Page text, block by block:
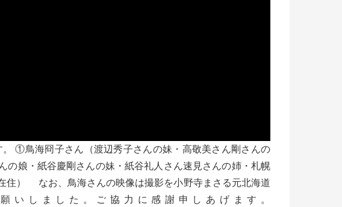
①鳥海冏子さん（渡辺秀子さんの妹・高敬美さん剛さんの
娘・紙谷慶剛さんの妹・紙谷礼人さん速見さんの姉・札幌
住） なお、鳥海さんの映像は撮影を小野寺まさる元北海道
いしました。ご協力に感謝申しあげます。